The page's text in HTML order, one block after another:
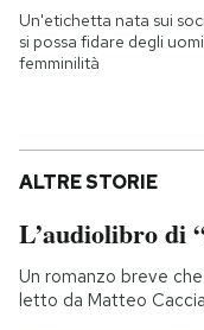
Un'etichetta nata sui
si possa fidare degli
femminilità
ALTRE STORIE
L’audiolibro di
Un romanzo breve
letto da Matteo Caccia